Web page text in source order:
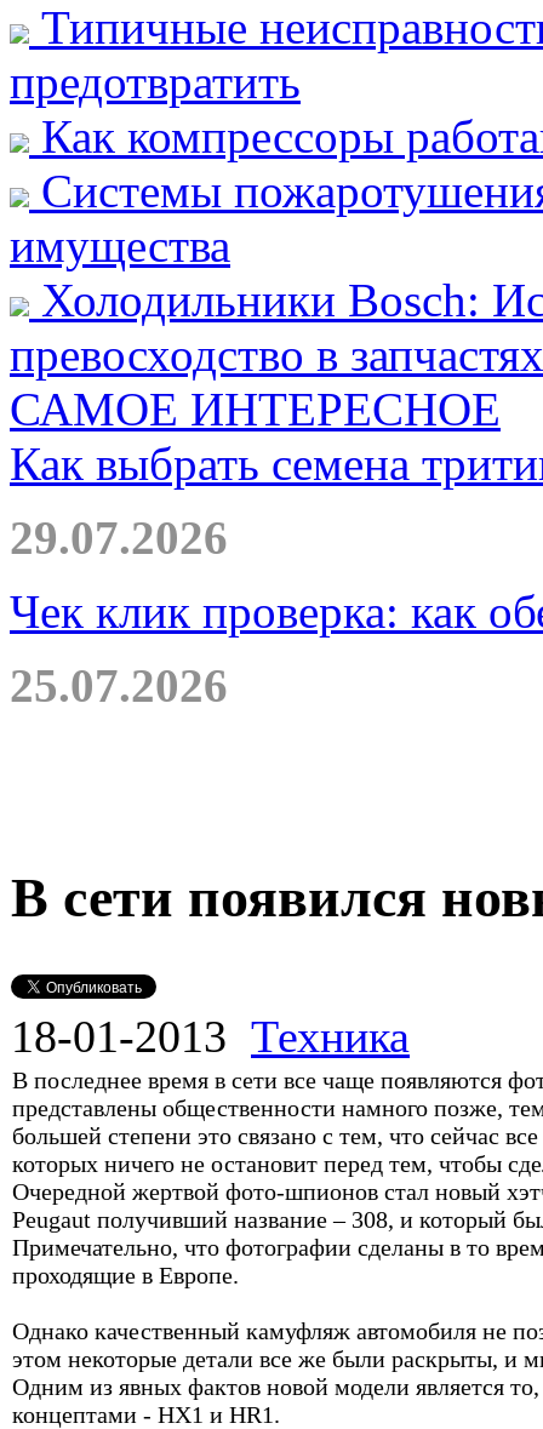
Типичные
предотвратить
Как компрессоры
Системы
имущества
Холодильники Bosch:
превосходство в запчастях
САМОЕ ИНТЕРЕСНОЕ
Как выбрать семена
29.07.2026
Чек клик проверка: как
25.07.2026
В сети появился
18-01-2013 Техника
В последнее время в сети все чаще появляются
представлены общественности намного позже,
большей степени это связано с тем, что сейчас
которых ничего не остановит перед тем, чтобы
Очередной жертвой фото-шпионов стал новый
Peugaut получивший название – 308, и который
Примечательно, что фотографии сделаны в то
проходящие в Европе.
Однако качественный камуфляж автомобиля не
этом некоторые детали все же были раскрыты, и
Одним из явных фактов новой модели является
концептами - HX1 и HR1.